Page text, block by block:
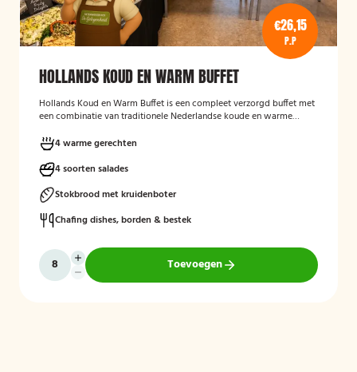
€26,15
P.P
HOLLANDS KOUD EN WARM BUFFET
Hollands Koud en Warm Buffet is een compleet verzorgd buffet met
een combinatie van traditionele Nederlandse koude en warme
bedrijfsbijeenkomsten en andere gelegenheden, en biedt een
gevarieerde keuze aan salades, warme vleesgerechten en
bijgerechten, zodat er voor iedere gast iets lekkers bij zit. Het buffet
wordt verzorgd geleverd en is bedoeld om gasten op een
toegankelijke en smakelijke manier te laten genieten van een typisch
Hollands buffetconcept.
4 warme gerechten
4 soorten salades
Stokbrood met kruidenboter
Chafing dishes, borden & bestek
Toevoegen